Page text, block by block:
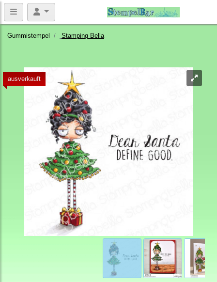
Gummistempel Stamping Bella
ausverkauft